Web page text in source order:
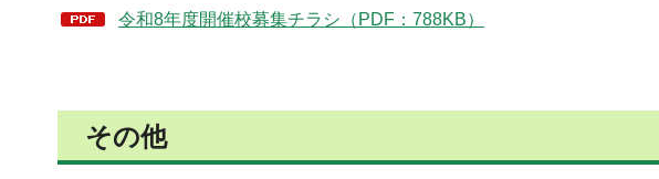
令和8年度開催校募集チラシ（PDF：788KB）
その他